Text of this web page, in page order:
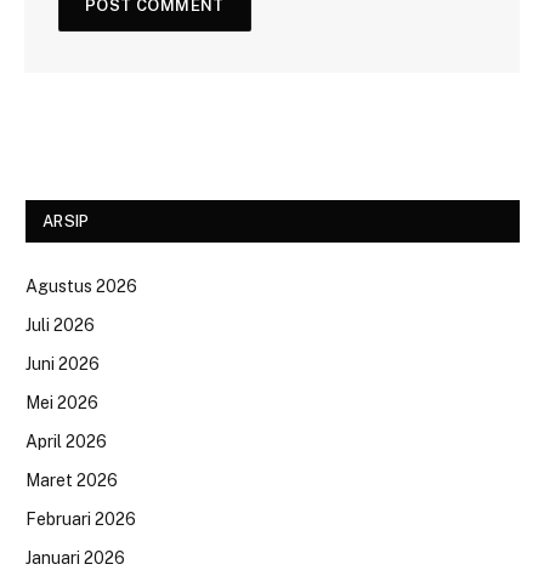
ARSIP
Agustus 2026
Juli 2026
Juni 2026
Mei 2026
April 2026
Maret 2026
Februari 2026
Januari 2026